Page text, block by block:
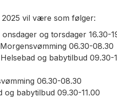
2025 vil være som følger:
og torsdager 16.30-
06.30-08.30
og babytilbud 09.30-
06.30-08.30
og babytilbud 09.30-11.00